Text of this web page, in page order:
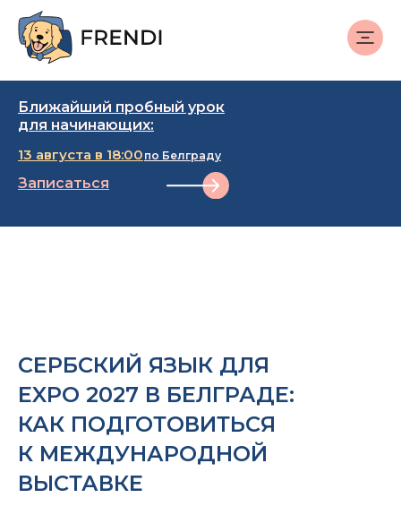
Ближайший пробный урок
для начинающих:
Записаться
13 августа в 18:00 по Белграду
СЕРБСКИЙ ЯЗЫК ДЛЯ
EXPO 2027 В БЕЛГРАДЕ:
КАК ПОДГОТОВИТЬСЯ
К МЕЖДУНАРОДНОЙ
ВЫСТАВКЕ